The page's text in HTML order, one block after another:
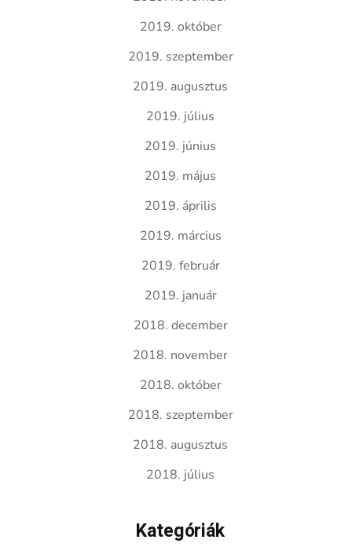
2019. október
2019. szeptember
2019. augusztus
2019. július
2019. június
2019. május
2019. április
2019. március
2019. február
2019. január
2018. december
2018. november
2018. október
2018. szeptember
2018. augusztus
2018. július
Kategóriák